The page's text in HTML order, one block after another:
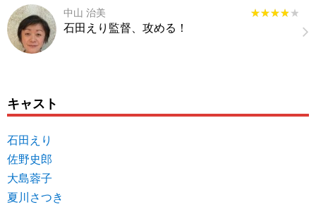
中山 治美 ★★★★★
★★★★★
石田えり監督、攻める！
キャスト
石田えり
佐野史郎
大島蓉子
夏川さつき